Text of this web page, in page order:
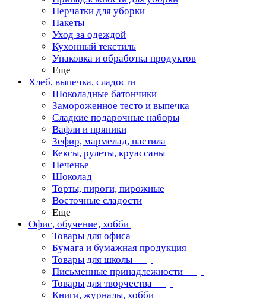
Перчатки для уборки
Пакеты
Уход за одеждой
Кухонный текстиль
Упаковка и обработка продуктов
Еще
Хлеб, выпечка, сладости
Шоколадные батончики
Замороженное тесто и выпечка
Сладкие подарочные наборы
Вафли и пряники
Зефир, мармелад, пастила
Кексы, рулеты, круассаны
Печенье
Шоколад
Торты, пироги, пирожные
Восточные сладости
Еще
Офис, обучение, хобби
Товары для офиса
Бумага и бумажная продукция
Товары для школы
Письменные принадлежности
Товары для творчества
Книги, журналы, хобби